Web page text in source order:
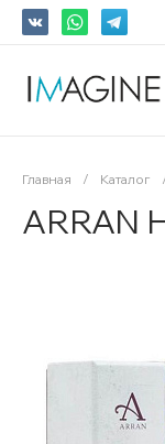
Главная / Каталог
ARRAN